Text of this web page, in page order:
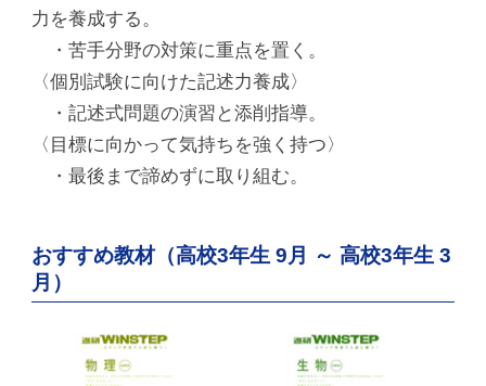
力を養成する。
・苦手分野の対策に重点を置く。
〈個別試験に向けた記述力養成〉
・記述式問題の演習と添削指導。
〈目標に向かって気持ちを強く持つ〉
・最後まで諦めずに取り組む。
おすすめ教材（高校3年生 9月 ～ 高校3年生 3
月）